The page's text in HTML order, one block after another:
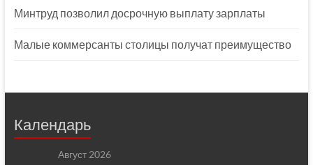
Минтруд позволил досрочную выплату зарплаты
Малые коммерсанты столицы получат преимущество
Календарь
Август 2026